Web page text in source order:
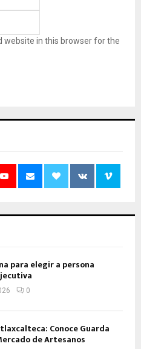
website in this browser for the
para elegir a persona
0
Conoce Guarda
de Artesanos